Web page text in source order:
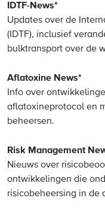
IDTF-News*
Updates over de
(IDTF), inclusief
bulktransport over de
Aflatoxine News*
Info over
aflatoxineprotocol en
beheersen.
Risk Management
Nieuws over
ontwikkelingen die
risicobeheersing in de